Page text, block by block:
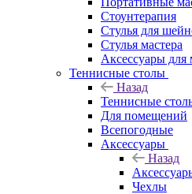
Стоунтерапия
Стулья для
Стулья мастера
Аксессуары для
Теннисные столы
Назад
Теннисные
Для помещений
Всепогодные
Аксессуары
Назад
Чехлы